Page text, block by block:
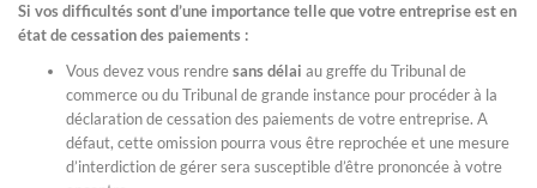
Si vos difficultés sont d’une importance telle que votre entreprise est en
état de cessation des paiements :
Vous devez vous rendresans délai au greffe du Tribunal de
commerce ou du Tribunal de grande instance pour procéder à la
déclaration de cessation des paiements de votre entreprise. A
défaut, cette omission pourra vous être reprochée et une mesure
d’interdiction de gérer sera susceptible d’être prononcée à votre